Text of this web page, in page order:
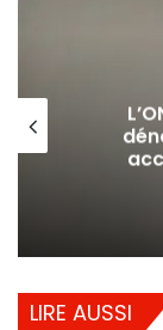
LIRE AUSSI